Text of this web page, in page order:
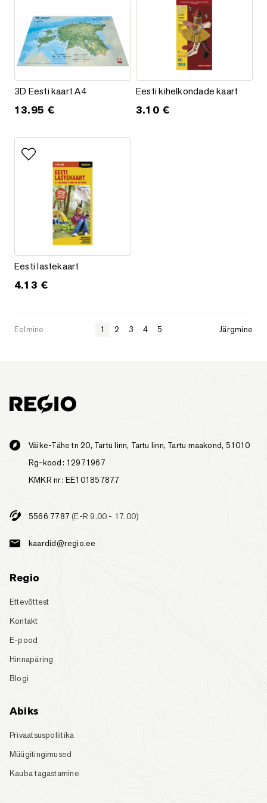
3D Eesti kaart A4
3D Eesti kaart A4
13.95 €
Eesti kihelkondade kaart
Eesti kihelkondade kaart
3.10 €
Lisa lemmikutesse
Eesti lastekaart
Eesti lastekaart
4.13 €
Eelmine 1 2 3 4 5 Järgmine
Väike-Tähe tn 20, Tartu linn, Tartu linn, Tartu maakond, 51010
Rg-kood: 12971967
KMKR nr: EE101857877
5566 7787 (E-R 9.00 - 17.00)
kaardid@regio.ee
Regio
Ettevõttest
Kontakt
E-pood
Hinnapäring
Blogi
Abiks
Privaatsuspoliitika
Müügitingimused
Kauba tagastamine